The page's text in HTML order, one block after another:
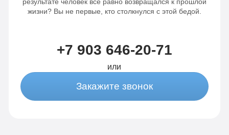
жизни? Вы не первые, кто столкнулся с этой бедой.
+7 903 646-20-71
или
Закажите звонок